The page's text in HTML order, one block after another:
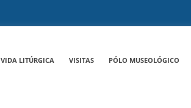
VIDA LITÚRGICA VISITAS PÓLO MUSEOLÓGICO